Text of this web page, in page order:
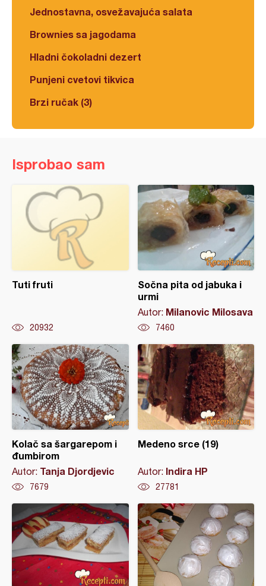
Jednostavna, osvežavajuća salata
Brownies sa jagodama
Hladni čokoladni dezert
Punjeni cvetovi tikvica
Brzi ručak (3)
Isprobao sam
Tuti fruti
20932
Sočna pita od jabuka i
urmi
Autor: Milanovic Milosava
7460
Kolač sa šargarepom i
đumbirom
Autor: Tanja Djordjevic
7679
Medeno srce (19)
Autor: Indira HP
27781